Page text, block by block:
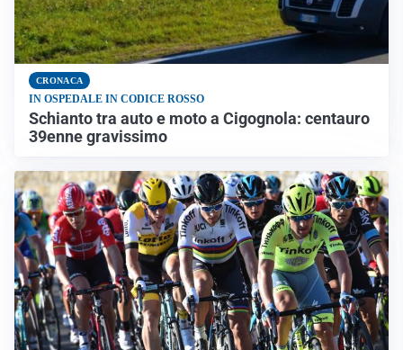
CRONACA
IN OSPEDALE IN CODICE ROSSO
Schianto tra auto e moto a Cigognola: centauro
39enne gravissimo